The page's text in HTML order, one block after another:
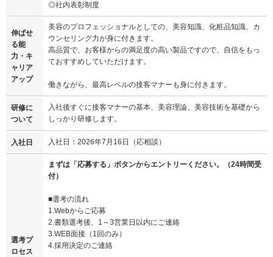
◎社内表彰制度
伸ばせ
る能
力・キ
ャリア
アップ
美容のプロフェッショナルとしての、美容知識、化粧品知識、カ
ウンセリング力が身に付きます。
高品質で、お客様からの満足度の高い製品ですので、自信をもっ
ておすすめしていただけます。
働きながら、最高レベルの接客マナーも身に付きます。
研修に
ついて
入社後すぐに接客マナーの基本、美容理論、美容技術を基礎から
しっかり研修します。
入社日 入社日：2026年7月16日（応相談）
選考プ
ロセス
まずは「応募する」ボタンからエントリーください。（24時間受
付）
■選考の流れ
1.Webからご応募
2.書類選考後、1～3営業日以内にご連絡
3.WEB面接（1回のみ）
4.採用決定のご連絡